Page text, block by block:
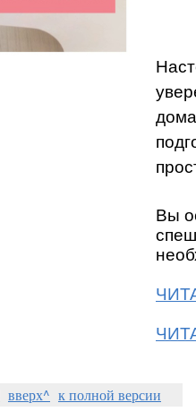
Вы
вверх^ к полной версии